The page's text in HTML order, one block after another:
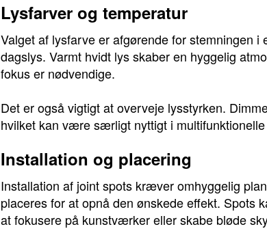
Lysfarver og temperatur
Valget af lysfarve er afgørende for stemningen
dagslys. Varmt hvidt lys skaber en hyggelig
fokus er nødvendige.
Det er også vigtigt at overveje lysstyrken.
hvilket kan være særligt nyttigt i
Installation og placering
Installation af joint spots kræver omhyggelig
placeres for at opnå den ønskede effekt. Spots
at fokusere på kunstværker eller skabe bløde